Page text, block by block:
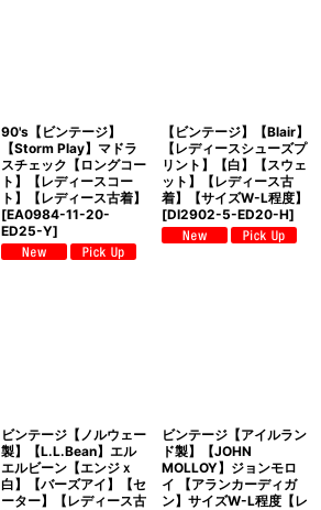
90's【ビンテージ】
【Storm Play】マドラ
スチェック【ロングコー
ト】【レディースコー
ト】【レディース古着】
[EA0984-11-20-
ED25-Y]
【ビンテージ】【Blair】
【レディースシューズプ
リント】【白】【スウェ
ット】【レディース古
着】【サイズW-L程度】
[DI2902-5-ED20-H]
ビンテージ【ノルウェー
製】【L.L.Bean】エル
エルビーン【エンジｘ
白】【バーズアイ】【セ
ーター】【レディース古
ビンテージ【アイルラン
ド製】【JOHN
MOLLOY】ジョンモロ
イ 【アランカーディガ
ン】サイズW-L程度【レ